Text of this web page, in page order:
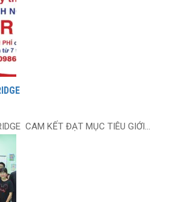
CAM KẾT ĐẠT MỤC TIÊU GIỚI...